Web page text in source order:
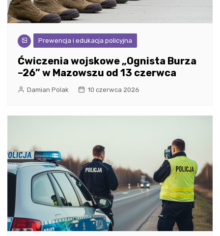
Prewencja i edukacja policyjna
Ćwiczenia wojskowe „Ognista Burza
–26” w Mazowszu od 13 czerwca
Damian Polak 10 czerwca 2026